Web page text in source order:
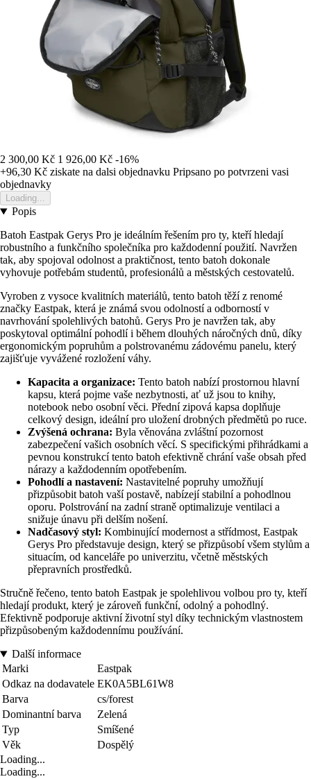
2 300,00 Kč 1 926,00 Kč -16%
+96,30 Kč ziskate na dalsi objednavku Pripsano po potvrzeni vasi
objednavky
Loading...
Popis
Batoh Eastpak Gerys Pro je ideálním řešením pro ty, kteří hledají
robustního a funkčního společníka pro každodenní použití. Navržen
tak, aby spojoval odolnost a praktičnost, tento batoh dokonale
vyhovuje potřebám studentů, profesionálů a městských cestovatelů.
Vyroben z vysoce kvalitních materiálů, tento batoh těží z renomé
značky Eastpak, která je známá svou odolností a odborností v
navrhování spolehlivých batohů. Gerys Pro je navržen tak, aby
poskytoval optimální pohodlí i během dlouhých náročných dnů, díky
ergonomickým popruhům a polstrovanému zádovému panelu, který
zajišťuje vyvážené rozložení váhy.
Kapacita a organizace: Tento batoh nabízí prostornou hlavní
kapsu, která pojme vaše nezbytnosti, ať už jsou to knihy,
notebook nebo osobní věci. Přední zipová kapsa doplňuje
celkový design, ideální pro uložení drobných předmětů po ruce.
Zvýšená ochrana: Byla věnována zvláštní pozornost
zabezpečení vašich osobních věcí. S specifickými přihrádkami a
pevnou konstrukcí tento batoh efektivně chrání vaše obsah před
nárazy a každodenním opotřebením.
Pohodlí a nastavení: Nastavitelné popruhy umožňují
přizpůsobit batoh vaší postavě, nabízejí stabilní a pohodlnou
oporu. Polstrování na zadní straně optimalizuje ventilaci a
snižuje únavu při delším nošení.
Nadčasový styl: Kombinující modernost a střídmost, Eastpak
Gerys Pro představuje design, který se přizpůsobí všem stylům a
situacím, od kanceláře po univerzitu, včetně městských
přepravních prostředků.
Stručně řečeno, tento batoh Eastpak je spolehlivou volbou pro ty, kteří
hledají produkt, který je zároveň funkční, odolný a pohodlný.
Efektivně podporuje aktivní životní styl díky technickým vlastnostem
přizpůsobeným každodennímu používání.
Další informace
Marki
Eastpak
Odkaz na dodavatele EK0A5BL61W8
Barva
cs/forest
Dominantní barva
Zelená
Typ
Smíšené
Věk
Dospělý
Loading...
Loading...